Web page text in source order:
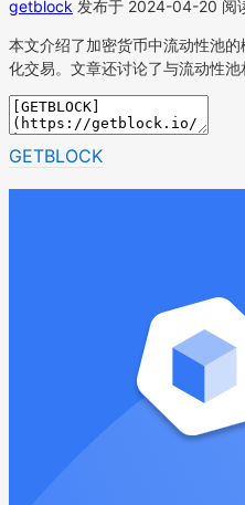
getblock 发布于 2024-04-20 阅
本文介绍了加密货币中流动性池
化交易。文章还讨论了与流动性
GETBLOCK